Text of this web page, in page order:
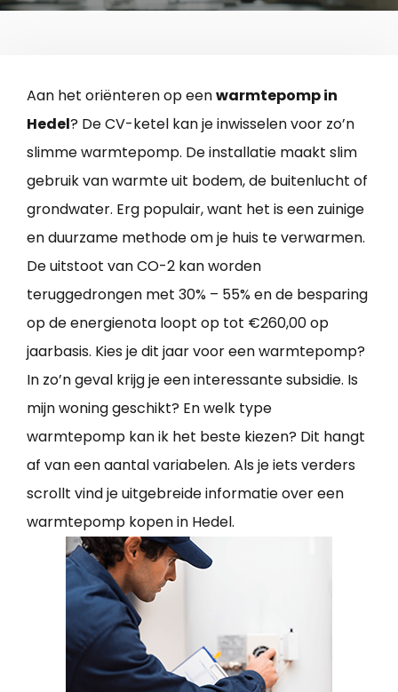
Aan het oriënteren op eenwarmtepomp in
Hedel? De CV-ketel kan je inwisselen voor zo’n
slimme warmtepomp. De installatie maakt slim
gebruik van warmte uit bodem, de buitenlucht of
grondwater. Erg populair, want het is een zuinige
en duurzame methode om je huis te verwarmen.
De uitstoot van CO-2 kan worden
teruggedrongen met 30% – 55% en de besparing
op de energienota loopt op tot €260,00 op
jaarbasis. Kies je dit jaar voor een warmtepomp?
In zo’n geval krijg je een interessante subsidie. Is
mijn woning geschikt? En welk type
warmtepomp kan ik het beste kiezen? Dit hangt
af van een aantal variabelen. Als je iets verders
scrollt vind je uitgebreide informatie over een
warmtepomp kopen in Hedel.